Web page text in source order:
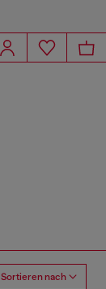
Sortieren nach